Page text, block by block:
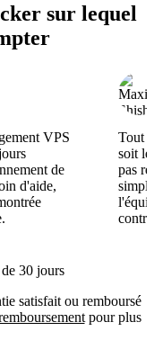
sur lequel
VPS
de
d'aide,
Tout
soit
pas
30 jours
satisfait ou remboursé
pour plus